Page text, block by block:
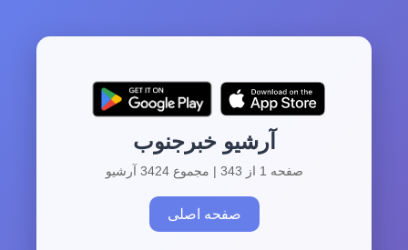
آرشیو خبرجنوب
صفحه 1 از 343 | مجموع 3424 آرشیو
صفحه اصلی